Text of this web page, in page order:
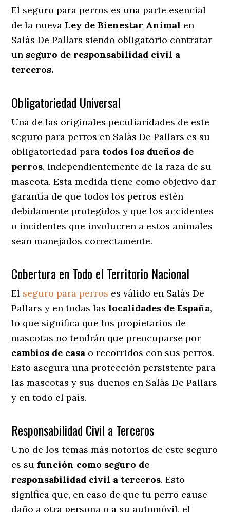
El seguro para perros es una parte esencial
de la nueva Ley de Bienestar Animal en
Salàs De Pallars siendo obligatorio contratar
un seguro de responsabilidad civil a
terceros.
Obligatoriedad Universal
Una de las originales peculiaridades de este
seguro para perros en Salàs De Pallars es su
obligatoriedad para todos los dueños de
perros, independientemente de la raza de su
mascota. Esta medida tiene como objetivo dar
garantía de que todos los perros estén
debidamente protegidos y que los accidentes
o incidentes que involucren a estos animales
sean manejados correctamente.
Cobertura en Todo el Territorio Nacional
El seguro para perros es válido en Salàs De
Pallars y en todas laslocalidades de España,
lo que significa que los propietarios de
mascotas no tendrán que preocuparse por
cambios de casa o recorridos con sus perros.
Esto asegura una protección persistente para
las mascotas y sus dueños en Salàs De Pallars
y en todo el país.
Responsabilidad Civil a Terceros
Uno de los temas más notorios de este seguro
es su función como seguro de
responsabilidad civil a terceros. Esto
significa que, en caso de que tu perro cause
daño a otra persona o a su automóvil, el